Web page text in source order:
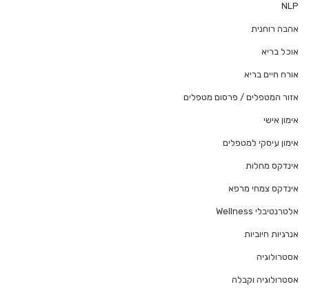
NLP
אהבה רוחנית
אוכל בריא
אורח חיים בריא
אזור המטפלים / פרסום מטפלים
אימון אישי
אימון עיסקי למטפלים
אינדקס מחלות
אינדקס צמחי מרפא
אלטרנטיבלי Wellness
אנרגיות חיוביות
אסטרולוגיה
אסטרולוגיה וקבלה